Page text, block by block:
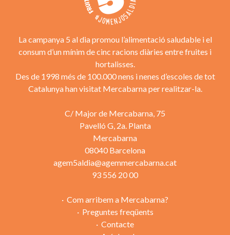
La campanya 5 al dia promou l’alimentació saludable i el
consum d’un mínim de cinc racions diàries entre fruites i
hortalisses.
Des de 1998 més de 100.000 nens i nenes d’escoles de tot
Catalunya han visitat Mercabarna per realitzar-la.
C/ Major de Mercabarna, 75
Pavelló G, 2a. Planta
Mercabarna
08040 Barcelona
agem5aldia@agemmercabarna.cat
93 556 20 00
Com arribem a Mercabarna?
Preguntes freqüents
Contacte